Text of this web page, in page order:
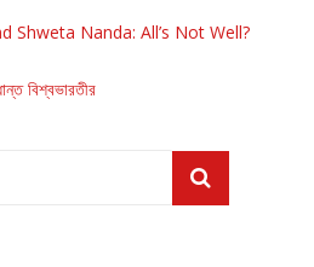
Shweta Nanda: All’s Not Well?
বিশ্বভারতীর